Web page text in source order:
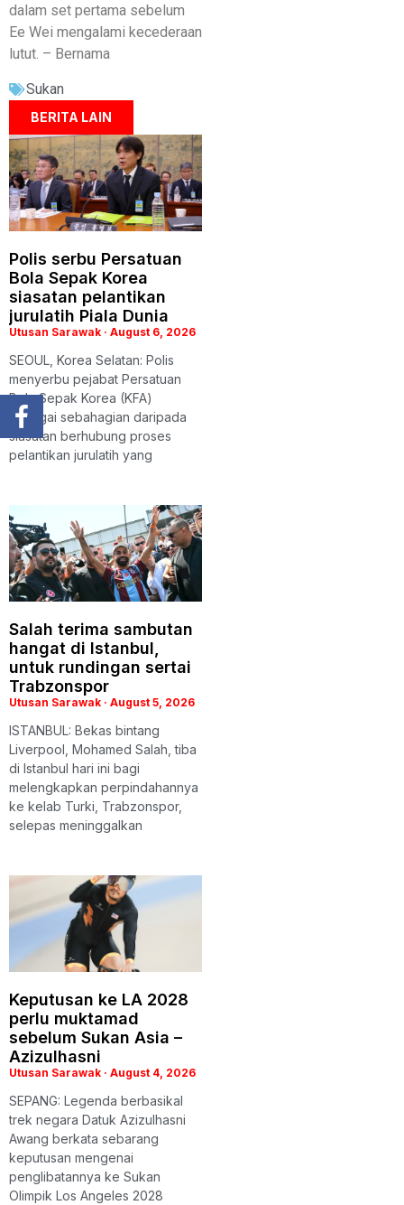
dalam set pertama sebelum
Ee Wei mengalami kecederaan
lutut. – Bernama
Sukan
BERITA LAIN
Polis serbu Persatuan
Bola Sepak Korea
siasatan pelantikan
jurulatih Piala Dunia
Utusan Sarawak August 6, 2026
SEOUL, Korea Selatan: Polis
menyerbu pejabat Persatuan
Bola Sepak Korea (KFA)
sebagai sebahagian daripada
siasatan berhubung proses
pelantikan jurulatih yang
Salah terima sambutan
hangat di Istanbul,
untuk rundingan sertai
Trabzonspor
Utusan Sarawak August 5, 2026
ISTANBUL: Bekas bintang
Liverpool, Mohamed Salah, tiba
di Istanbul hari ini bagi
melengkapkan perpindahannya
ke kelab Turki, Trabzonspor,
selepas meninggalkan
Keputusan ke LA 2028
perlu muktamad
sebelum Sukan Asia –
Azizulhasni
Utusan Sarawak August 4, 2026
SEPANG: Legenda berbasikal
trek negara Datuk Azizulhasni
Awang berkata sebarang
keputusan mengenai
penglibatannya ke Sukan
Olimpik Los Angeles 2028